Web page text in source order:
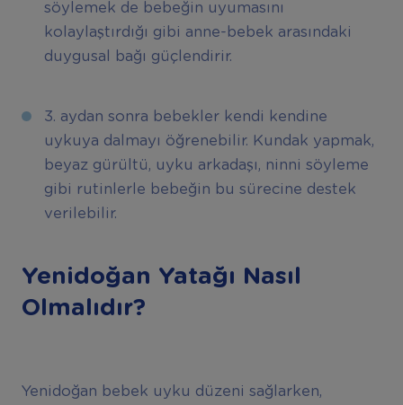
söylemek de bebeğin uyumasını
kolaylaştırdığı gibi anne-bebek arasındaki
duygusal bağı güçlendirir.
3. aydan sonra bebekler kendi kendine
uykuya dalmayı öğrenebilir. Kundak yapmak,
beyaz gürültü, uyku arkadaşı, ninni söyleme
gibi rutinlerle bebeğin bu sürecine destek
verilebilir.
Yenidoğan Yatağı Nasıl
Olmalıdır?
Yenidoğan bebek uyku düzeni sağlarken,